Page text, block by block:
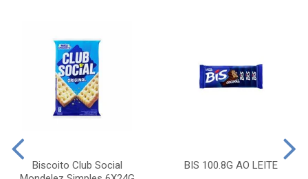
Biscoito Club Social
BIS 100.8G AO LEITE